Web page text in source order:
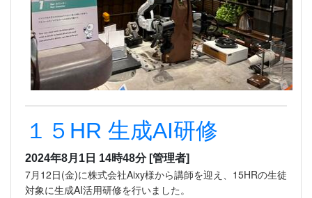
１５HR 生成AI研修
2024年8月1日 14時48分 [管理者]
7月12日(金)に株式会社Aixy様から講師を迎え、15HRの生徒
対象に生成AI活用研修を行いました。